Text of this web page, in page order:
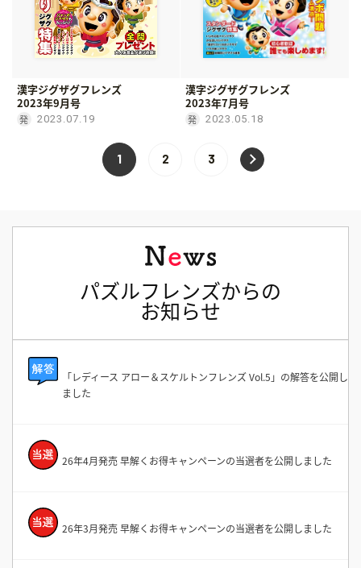
漢字ジグザグフレンズ
2023年9月号
2023.07.19
漢字ジグザグフレンズ
2023年7月号
2023.05.18
1 2 3
パズルフレンズからの
お知らせ
「レディース アロー＆スケルトンフレンズ Vol.5」の解答を公開し
ました
26年4月発売 早解くお得キャンペーンの当選者を公開しました
26年3月発売 早解くお得キャンペーンの当選者を公開しました